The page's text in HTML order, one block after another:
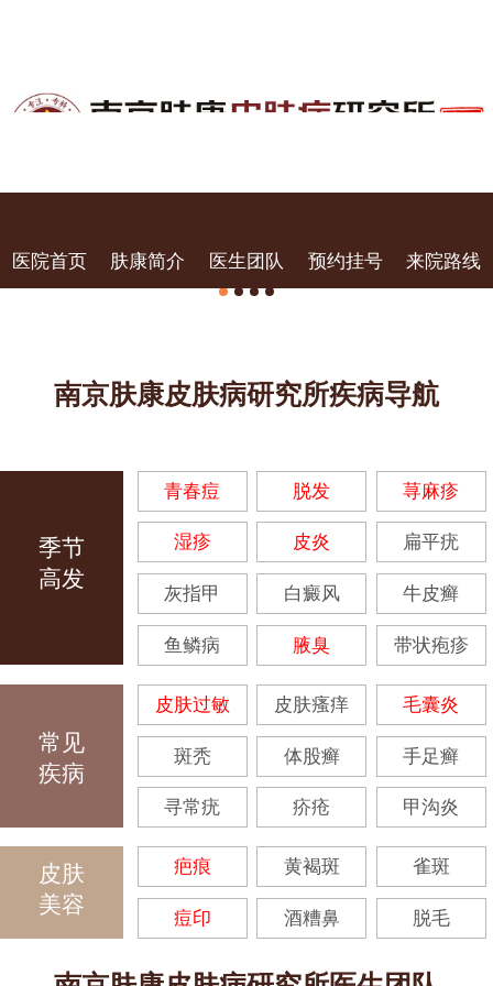
医院首页 肤康简介 医生团队 预约挂号 来院路线
南京肤康皮肤病研究所疾病导航
季节
高发
青春痘 脱发 荨麻疹
湿疹 皮炎 扁平疣
灰指甲 白癜风 牛皮癣
鱼鳞病 腋臭 带状疱疹
常见
疾病
皮肤过敏 皮肤瘙痒 毛囊炎
斑秃 体股癣 手足癣
寻常疣 疥疮 甲沟炎
皮肤
美容
疤痕 黄褐斑 雀斑
痘印 酒糟鼻 脱毛